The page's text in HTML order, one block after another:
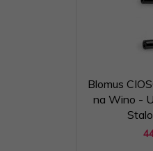
Blomus
na Wino -